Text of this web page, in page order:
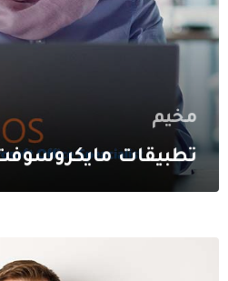
مخيم
تطبيقات مايكروسوفت